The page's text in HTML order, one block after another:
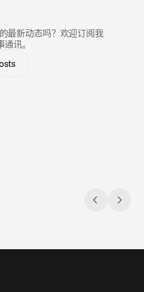
最新动态吗？欢迎订阅我
讯。